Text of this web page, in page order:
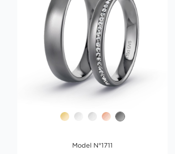
Model N°1711